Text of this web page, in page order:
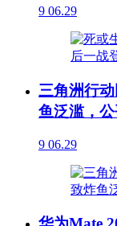
9 06.29
三角洲行
鱼泛滥，
9 06.29